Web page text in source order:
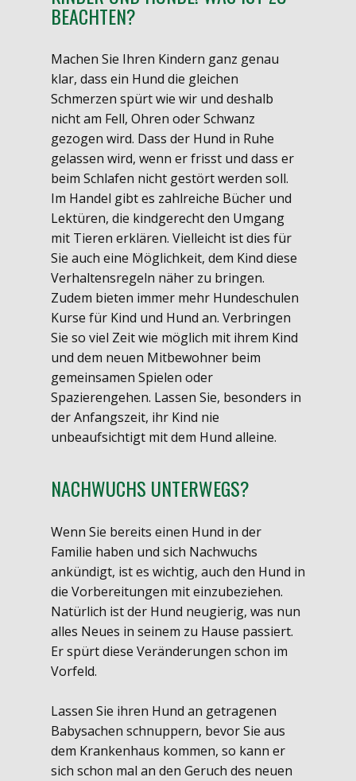
BEACHTEN?
Machen Sie Ihren Kindern ganz genau
klar, dass ein Hund die gleichen
Schmerzen spürt wie wir und deshalb
nicht am Fell, Ohren oder Schwanz
gezogen wird. Dass der Hund in Ruhe
gelassen wird, wenn er frisst und dass er
beim Schlafen nicht gestört werden soll.
Im Handel gibt es zahlreiche Bücher und
Lektüren, die kindgerecht den Umgang
mit Tieren erklären. Vielleicht ist dies für
Sie auch eine Möglichkeit, dem Kind diese
Verhaltensregeln näher zu bringen.
Zudem bieten immer mehr Hundeschulen
Kurse für Kind und Hund an. Verbringen
Sie so viel Zeit wie möglich mit ihrem Kind
und dem neuen Mitbewohner beim
gemeinsamen Spielen oder
Spazierengehen. Lassen Sie, besonders in
der Anfangszeit, ihr Kind nie
unbeaufsichtigt mit dem Hund alleine.
NACHWUCHS UNTERWEGS?
Wenn Sie bereits einen Hund in der
Familie haben und sich Nachwuchs
ankündigt, ist es wichtig, auch den Hund in
die Vorbereitungen mit einzubeziehen.
Natürlich ist der Hund neugierig, was nun
alles Neues in seinem zu Hause passiert.
Er spürt diese Veränderungen schon im
Vorfeld.
Lassen Sie ihren Hund an getragenen
Babysachen schnuppern, bevor Sie aus
dem Krankenhaus kommen, so kann er
sich schon mal an den Geruch des neuen